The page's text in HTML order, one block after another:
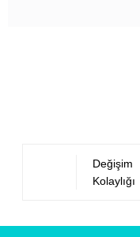
Değişim
Kolaylığı